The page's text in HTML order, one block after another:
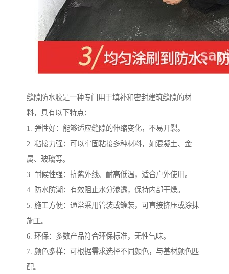
缝隙防水胶是一种专门用于填补和密封建筑缝隙的材
料，具有以下特点：
1. 弹性好：能够适应缝隙的伸缩变化，不易开裂。
2. 粘接力强：可以牢固粘接多种材料，如混凝土、金
属、玻璃等。
3. 耐候性强：抗紫外线、耐高低温，适合户外使用。
4. 防水防潮：有效阻止水分渗透，保持内部干燥。
5. 施工方便：通常采用管装或罐装，可直接挤压或涂抹
施工。
6. 环保：多数产品符合环保标准，无性气味。
7. 颜色多样：可根据需求选择不同颜色，与基材颜色匹
配。